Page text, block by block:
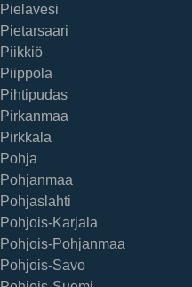
Pielavesi
Pietarsaari
Piikkiö
Piippola
Pihtipudas
Pirkanmaa
Pirkkala
Pohja
Pohjanmaa
Pohjaslahti
Pohjois-Karjala
Pohjois-Pohjanmaa
Pohjois-Savo